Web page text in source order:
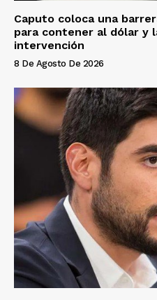
Caputo coloca una
para contener al dólar y
intervención
8 De Agosto De 2026